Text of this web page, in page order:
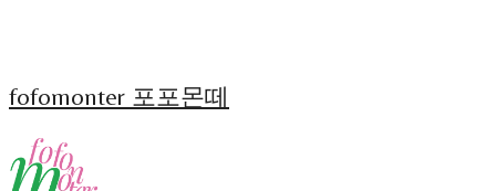
fofomonter 포포몬떼